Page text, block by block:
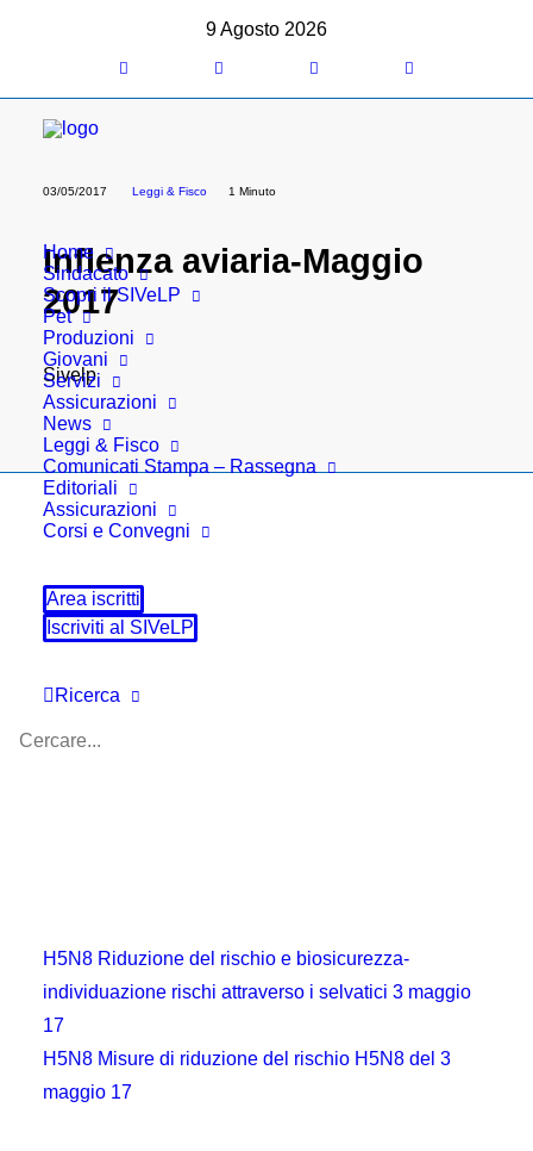
9 Agosto 2026
Home
Sindacato
Scopri il SIVeLP
Pet
Produzioni
Giovani
Servizi
Assicurazioni
News
Leggi & Fisco
Comunicati Stampa – Rassegna
Editoriali
Assicurazioni
Corsi e Convegni
Area iscritti
Iscriviti al SIVeLP
Ricerca
03/05/2017 Leggi & Fisco 1 Minuto
Inflenza aviaria-Maggio
2017
Sivelp
H5N8 Riduzione del rischio e biosicurezza-
individuazione rischi attraverso i selvatici 3 maggio
17
H5N8 Misure di riduzione del rischio H5N8 del 3
maggio 17